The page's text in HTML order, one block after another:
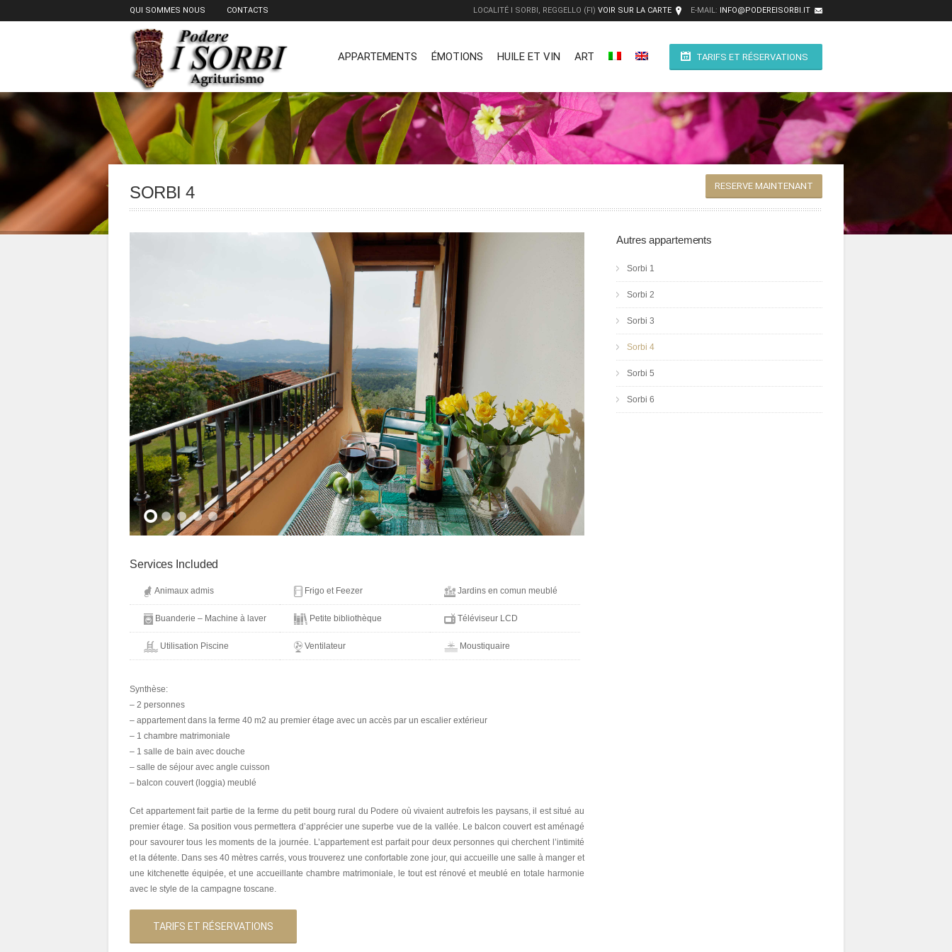
QUI SOMMES NOUS CONTACTS LOCALITÉ I SORBI, REGGELLO (FI) VOIR SUR LA CARTE E-MAIL: INFO@PODEREISORBI.IT
TARIFS ET RÉSERVATIONS
APPARTEMENTS ÉMOTIONS HUILE ET VIN ART
SORBI 4 RESERVE MAINTENANT
Services Included
Animaux admis Frigo et Feezer Jardins en comun meublé
Buanderie – Machine à laver Petite bibliothèque Téléviseur LCD
Utilisation Piscine Ventilateur Moustiquaire
Synthèse:
– 2 personnes
– appartement dans la ferme 40 m2 au premier étage avec un accès par un escalier extérieur
– 1 chambre matrimoniale
– 1 salle de bain avec douche
– salle de séjour avec angle cuisson
– balcon couvert (loggia) meublé
Cet appartement fait partie de la ferme du petit bourg rural du Podere où vivaient autrefois les paysans, il est situé au
premier étage. Sa position vous permettera d’apprécier une superbe vue de la vallée. Le balcon couvert est aménagé
pour savourer tous les moments de la journée. L’appartement est parfait pour deux personnes qui cherchent l’intimité
et la détente. Dans ses 40 mètres carrés, vous trouverez une confortable zone jour, qui accueille une salle à manger et
une kitchenette équipée, et une accueillante chambre matrimoniale, le tout est rénové et meublé en totale harmonie
avec le style de la campagne toscane.
TARIFS ET RÉSERVATIONS
Autres appartements
Sorbi 1
Sorbi 2
Sorbi 3
Sorbi 4
Sorbi 5
Sorbi 6